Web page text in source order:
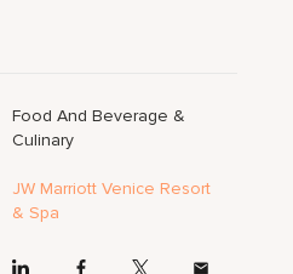
Food And Beverage &
Culinary
JW Marriott Venice Resort
& Spa